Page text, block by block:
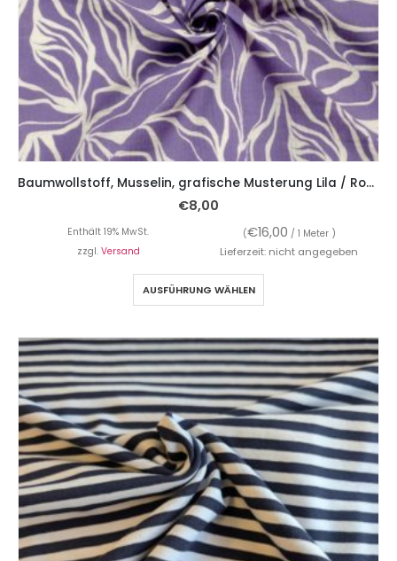
Baumwollstoff, Musselin, grafische Musterung Lila / Rosa
€8,00
Enthält 19% MwSt. (€16,00 / 1 Meter )
zzgl. Versand Lieferzeit: nicht angegeben
AUSFÜHRUNG WÄHLEN